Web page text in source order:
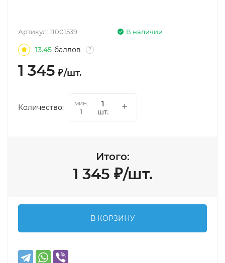
В наличии
Артикул: 11001539
13.45 баллов ?
1 345 ₽/шт.
Количество:
мин.
1
шт.
Итого:
1 345 ₽/шт.
В КОРЗИНУ